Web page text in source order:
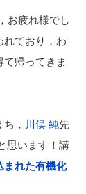
お疲れ様でし
れており，わ
帰ってきま
， 川俣 純先
思います！講
まれた有機化